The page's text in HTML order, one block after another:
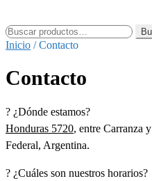
por:
Inicio /Contacto
Contacto
? ¿Dónde estamos?
Honduras 5720, entre Carranza
Federal, Argentina.
? ¿Cuáles son nuestros horarios?